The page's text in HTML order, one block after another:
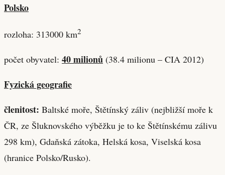
Polsko
rozloha: 313000 km2
počet obyvatel: 40 milionů (38.4 milionu – CIA 2012)
Fyzická geografie
členitost: Baltské moře, Štětínský záliv (nejbližší moře k
ČR, ze Šluknovského výběžku je to ke Štětínskému zálivu
298 km), Gdaňská zátoka, Helská kosa, Viselská kosa
(hranice Polsko/Rusko).